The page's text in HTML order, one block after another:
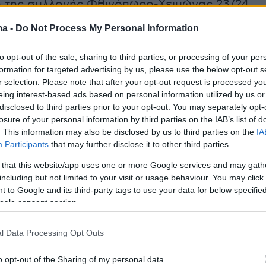
- Do Not Process My Personal Information
opt-out of the sale, sharing to third parties, or processing of your
for targeted advertising by us, please use the below opt-out
selection. Please note that after your opt-out request is processed
interest-based ads based on personal information utilized by us
to third parties prior to your opt-out. You may separately
of your personal information by third parties on the IAB’s list of
This information may also be disclosed by us to third parties on the
Participants that may further disclose it to other third parties.
that this website/app uses one or more Google services and may
but not limited to your visit or usage behaviour. You may
to Google and its third-party tags to use your data for below
consent section.
Data Processing Opt Outs
opt-out of the Sharing of my personal data.
της συλλογής Φθινόπωρο-Χειμώνας 23/24,
από το μυθιστόρημα του Bret Easton Ellis, το
στον κινηματογράφο με
τον Κρίστιαν Μπέιλ, πριν από 23 χρόνια.
μακρύ παλτό με βάτες και γραβάτα από
με λάτεξ και το πρόσωπό του να έχει
που παρέπεμπαν σε αίμα, η εμφάνιση
έκανε τον γύρω του διαδικτύου.
και φωτογραφίες